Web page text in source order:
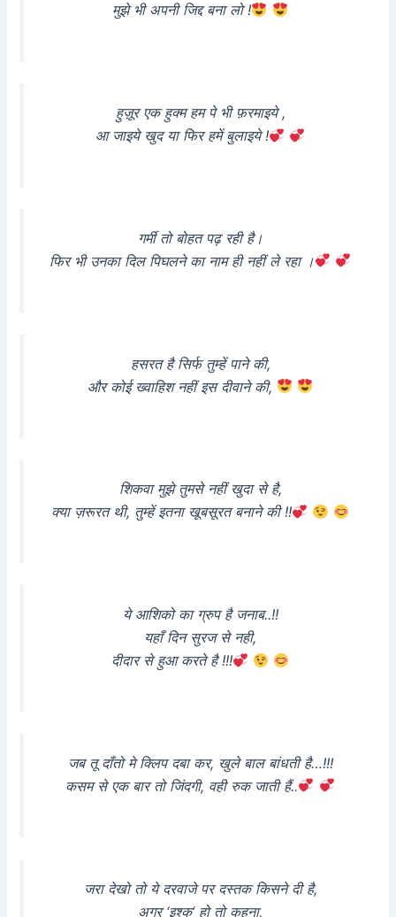
मुझे भी अपनी जिद्द बना लो !
हुज़ूर एक हुक्म हम पे भी फ़रमाइये ,
आ जाइये खुद या फिर हमें बुलाइये !
गर्मी तो बोहत पढ़ रही है।
फिर भी उनका दिल पिघलने का नाम ही नहीं ले रहा ।
हसरत है सिर्फ तुम्हें पाने की,
और कोई ख्वाहिश नहीं इस दीवाने की,
शिकवा मुझे तुमसे नहीं खुदा से है,
क्या ज़रूरत थी, तुम्हें इतना खूबसूरत बनाने की !!
ये आशिको का ग्रुप है जनाब..!!
यहाँ दिन सुरज से नही,
दीदार से हुआ करते है !!!
जब तू दाँतो मे क्लिप दबा कर, खुले बाल बांधती है…!!!
कसम से एक बार तो जिंदगी, वही रुक जाती हैं..
जरा देखो तो ये दरवाजे पर दस्तक किसने दी है,
अगर ‘इश्क’ हो तो कहना,